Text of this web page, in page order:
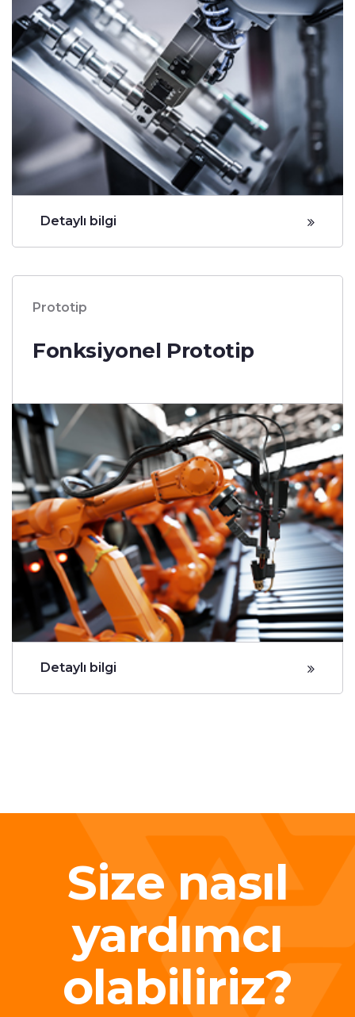
Detaylı bilgi
Prototip
Fonksiyonel Prototip
Detaylı bilgi
Size nasıl
yardımcı
olabiliriz?